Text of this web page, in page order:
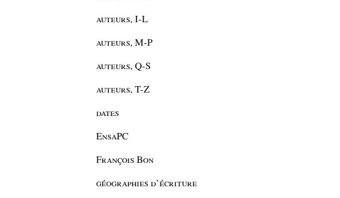
auteurs, I-L
auteurs, M-P
auteurs, Q-S
auteurs, T-Z
dates
EnsaPC
François Bon
géographies d’écriture